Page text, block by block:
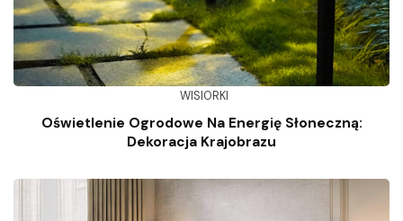
WISIORKI
Oświetlenie Ogrodowe Na Energię Słoneczną:
Dekoracja Krajobrazu